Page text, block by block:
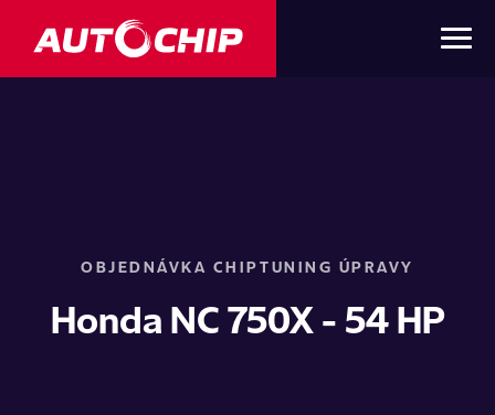
OBJEDNÁVKA CHIPTUNING ÚPRAVY
Honda NC 750X - 54 HP